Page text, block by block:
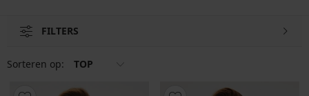
modelleert de buste voorzichtig en creëert een aantrekkelijk
FILTERS
Sorteren op: TOP